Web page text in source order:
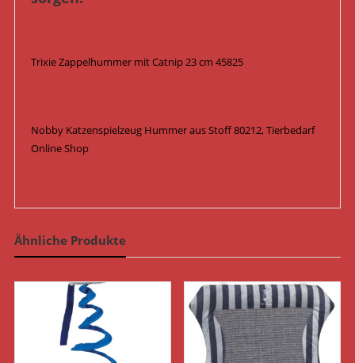
Trixie Zappelhummer mit Catnip 23 cm 45825
Nobby Katzenspielzeug Hummer aus Stoff 80212, Tierbedarf
Online Shop
Ähnliche Produkte